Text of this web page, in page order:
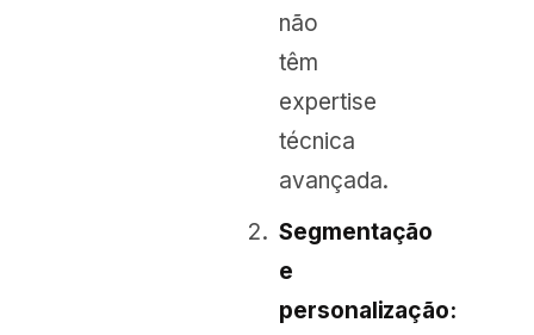
não
têm
expertise
técnica
avançada.
Segmentação
e
personalização: